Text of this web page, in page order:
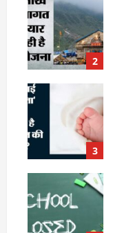
2
3